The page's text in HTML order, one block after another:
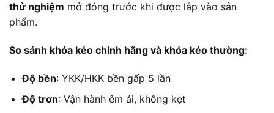
thử nghiệm mở đóng trước khi được lắp vào sản
phẩm.
So sánh khóa kéo chính hãng và khóa kéo thường:
Độ bền: YKK/HKK bền gấp 5 lần
Độ trơn: Vận hành êm ái, không kẹt